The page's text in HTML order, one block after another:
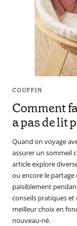
COUFFIN
Comment
a pas de lit
Quand on voyage
assurer un sommeil
article explore
ou encore le
paisiblement
conseils pratiques
meilleur choix en
nouveau-né.